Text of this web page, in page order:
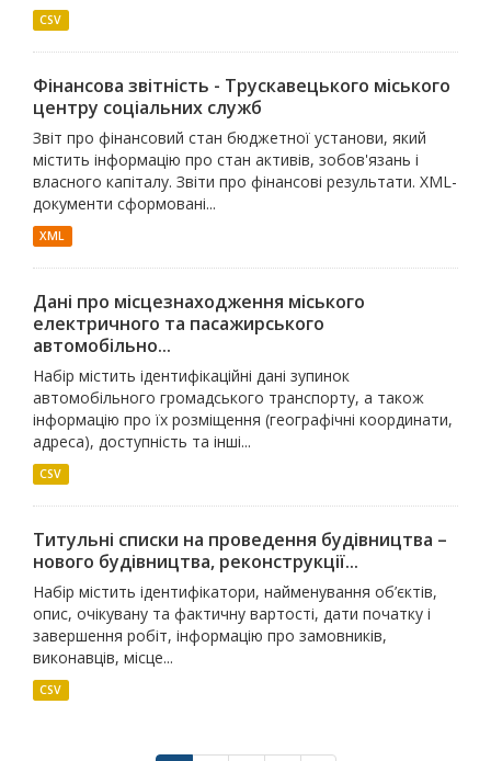
CSV
Фінансова звітність - Трускавецького міського
центру соціальних служб
Звіт про фінансовий стан бюджетної установи, який
містить інформацію про стан активів, зобов'язань і
власного капіталу. Звіти про фінансові результати. XML-
документи сформовані...
XML
Дані про місцезнаходження міського
електричного та пасажирського
автомобільно...
Набір містить ідентифікаційні дані зупинок
автомобільного громадського транспорту, а також
інформацію про їх розміщення (географічні координати,
адреса), доступність та інші...
CSV
Титульні списки на проведення будівництва –
нового будівництва, реконструкції...
Набір містить ідентифікатори, найменування об’єктів,
опис, очікувану та фактичну вартості, дати початку і
завершення робіт, інформацію про замовників,
виконавців, місце...
CSV